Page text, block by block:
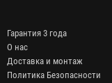
Гарантия 3 года
О нас
Доставка и монтаж
Политика Безопасности